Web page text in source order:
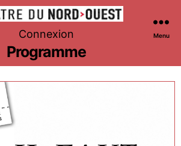
Théâtre
du
Nord-
Ouest
Connexion Menu
Programme